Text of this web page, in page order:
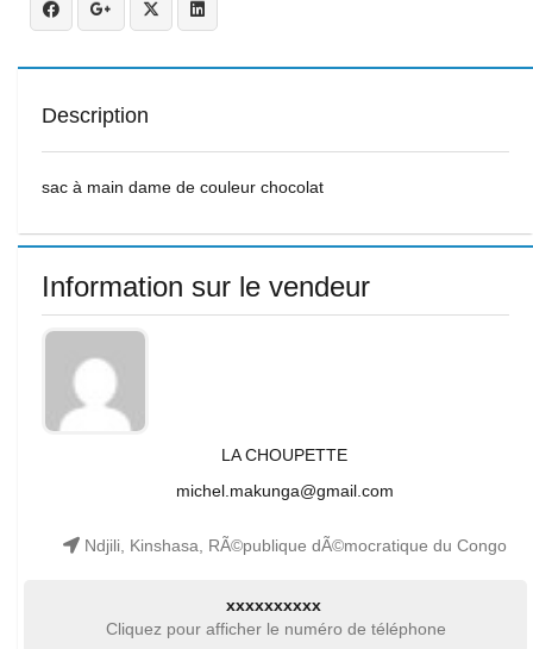
Description
sac à main dame de couleur chocolat
Information sur le vendeur
LA CHOUPETTE
michel.makunga@gmail.com
Ndjili, Kinshasa, RÃ©publique dÃ©mocratique du Congo
xxxxxxxxxx
Cliquez pour afficher le numéro de téléphone